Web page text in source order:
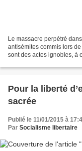
Le massacre perpétré
antisémites commis lors
sont des actes ignobles, à
Pour la liberté
sacrée
Publié le 11/01/2015 à
Par Socialisme libertaire